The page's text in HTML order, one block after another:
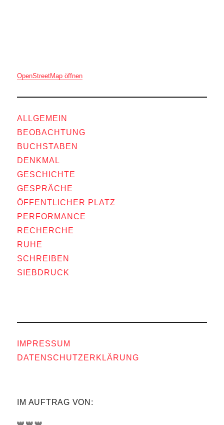
OpenStreetMap öffnen
ALLGEMEIN
BEOBACHTUNG
BUCHSTABEN
DENKMAL
GESCHICHTE
GESPRÄCHE
ÖFFENTLICHER PLATZ
PERFORMANCE
RECHERCHE
RUHE
SCHREIBEN
SIEBDRUCK
IMPRESSUM
DATENSCHUTZERKLÄRUNG
IM AUFTRAG VON: